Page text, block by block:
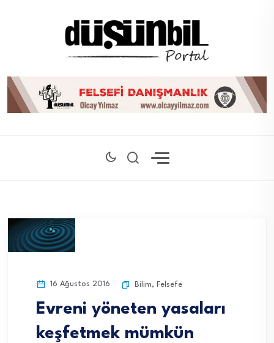
16 Ağustos 2016 Bilim, Felsefe
Evreni yöneten yasaları
keşfetmek mümkün